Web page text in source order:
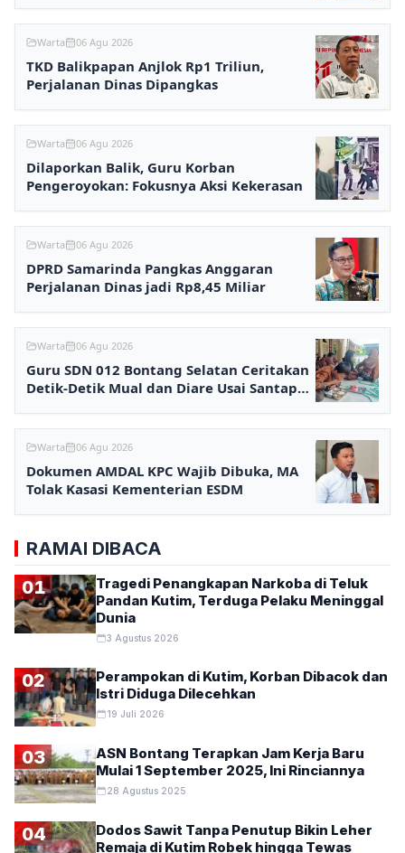
Warta 06 Agu 2026
TKD Balikpapan Anjlok Rp1 Triliun,
Perjalanan Dinas Dipangkas
Warta 06 Agu 2026
Dilaporkan Balik, Guru Korban
Pengeroyokan: Fokusnya Aksi Kekerasan
Warta 06 Agu 2026
DPRD Samarinda Pangkas Anggaran
Perjalanan Dinas jadi Rp8,45 Miliar
Warta 06 Agu 2026
Guru SDN 012 Bontang Selatan Ceritakan
Detik-Detik Mual dan Diare Usai Santap
Warta 06 Agu 2026
Dokumen AMDAL KPC Wajib Dibuka, MA
Tolak Kasasi Kementerian ESDM
RAMAI DIBACA
01
Tragedi Penangkapan Narkoba di Teluk
Pandan Kutim, Terduga Pelaku Meninggal
Dunia
3 Agustus 2026
02
Perampokan di Kutim, Korban Dibacok dan
Istri Diduga Dilecehkan
19 Juli 2026
03
ASN Bontang Terapkan Jam Kerja Baru
Mulai 1 September 2025, Ini Rinciannya
28 Agustus 2025
04
Dodos Sawit Tanpa Penutup Bikin Leher
Remaja di Kutim Robek hingga Tewas